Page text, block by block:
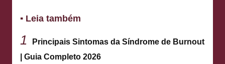
▪ Leia também
1
Principais Sintomas da Síndrome de Burnout
| Guia Completo 2026